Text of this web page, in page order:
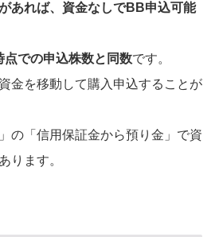
あれば、資金なしでBB申込可能
での申込株数と同数です。
金を移動して購入申込することが
の「信用保証金から預り金」で資
ります。